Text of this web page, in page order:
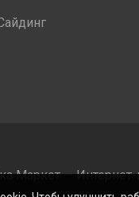
Маркет —